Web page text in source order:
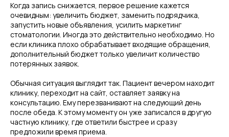
Когда запись снижается, первое решение кажется
очевидным: увеличить бюджет, заменить подрядчика,
запустить новые объявления, усилить маркетинг
стоматологии. Иногда это действительно необходимо. Но
если клиника плохо обрабатывает входящие обращения,
дополнительный бюджет только увеличит количество
потерянных заявок.
Обычная ситуация выглядит так. Пациент вечером находит
клинику, переходит на сайт, оставляет заявку на
консультацию. Ему перезванивают на следующий день
после обеда. К этому моменту он уже записался в другую
частную клинику, где ответили быстрее и сразу
предложили время приема.